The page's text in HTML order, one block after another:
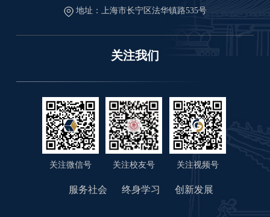
地址：上海市长宁区法华镇路535号
关注我们
关注微信号 关注校友号 关注视频号
服务社会 终身学习 创新发展